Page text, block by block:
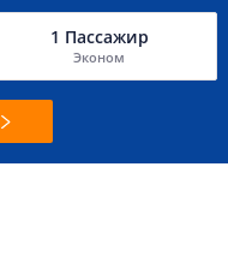
1 Пассажир
Эконом